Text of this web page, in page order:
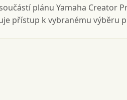
plánu Yamaha Creator
přístup k vybranému výběru